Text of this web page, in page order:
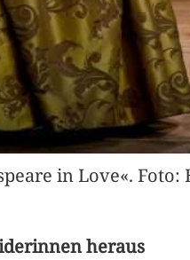
in Love«. Foto:
heraus